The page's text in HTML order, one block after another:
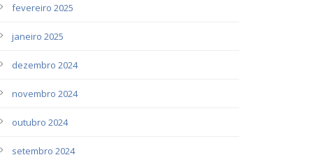
fevereiro 2025
janeiro 2025
dezembro 2024
novembro 2024
outubro 2024
setembro 2024